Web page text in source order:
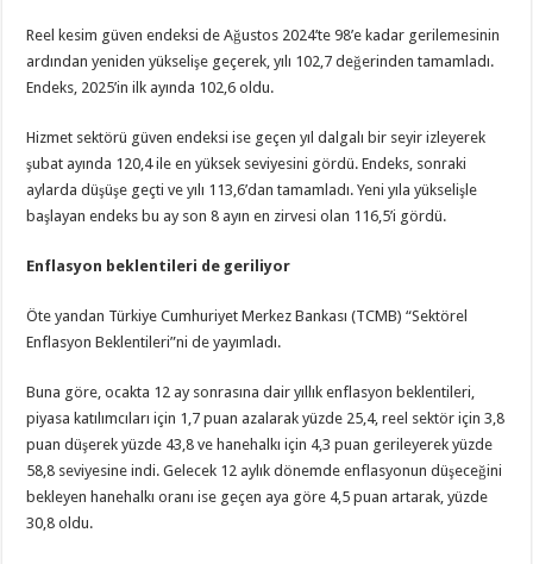
Reel kesim güven endeksi de Ağustos 2024’te 98’e kadar gerilemesinin
ardından yeniden yükselişe geçerek, yılı 102,7 değerinden tamamladı.
Endeks, 2025’in ilk ayında 102,6 oldu.
Hizmet sektörü güven endeksi ise geçen yıl dalgalı bir seyir izleyerek
şubat ayında 120,4 ile en yüksek seviyesini gördü. Endeks, sonraki
aylarda düşüşe geçti ve yılı 113,6’dan tamamladı. Yeni yıla yükselişle
başlayan endeks bu ay son 8 ayın en zirvesi olan 116,5’i gördü.
Enflasyon beklentileri de geriliyor
Öte yandan Türkiye Cumhuriyet Merkez Bankası (TCMB) “Sektörel
Enflasyon Beklentileri”ni de yayımladı.
Buna göre, ocakta 12 ay sonrasına dair yıllık enflasyon beklentileri,
piyasa katılımcıları için 1,7 puan azalarak yüzde 25,4, reel sektör için 3,8
puan düşerek yüzde 43,8 ve hanehalkı için 4,3 puan gerileyerek yüzde
58,8 seviyesine indi. Gelecek 12 aylık dönemde enflasyonun düşeceğini
bekleyen hanehalkı oranı ise geçen aya göre 4,5 puan artarak, yüzde
30,8 oldu.